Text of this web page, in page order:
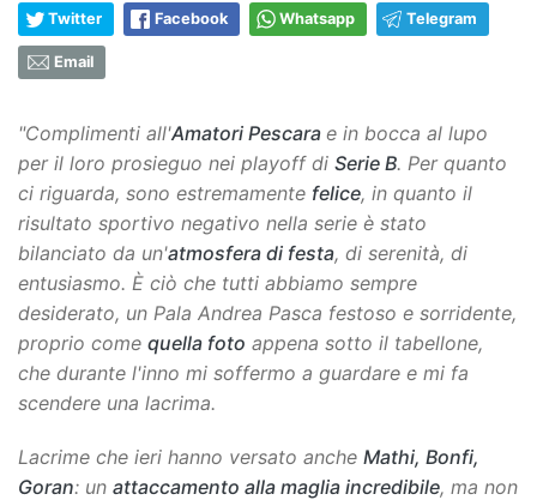
Twitter Facebook Whatsapp Telegram
Email
"Complimenti all'Amatori Pescara e in bocca al lupo
per il loro prosieguo nei playoff di Serie B. Per quanto
ci riguarda, sono estremamente felice, in quanto il
risultato sportivo negativo nella serie è stato
bilanciato da un'atmosfera di festa, di serenità, di
entusiasmo. È ciò che tutti abbiamo sempre
desiderato, un Pala Andrea Pasca festoso e sorridente,
proprio come quella foto appena sotto il tabellone,
che durante l'inno mi soffermo a guardare e mi fa
scendere una lacrima.
Lacrime che ieri hanno versato anche Mathi, Bonfi,
Goran: un attaccamento alla maglia incredibile, ma non